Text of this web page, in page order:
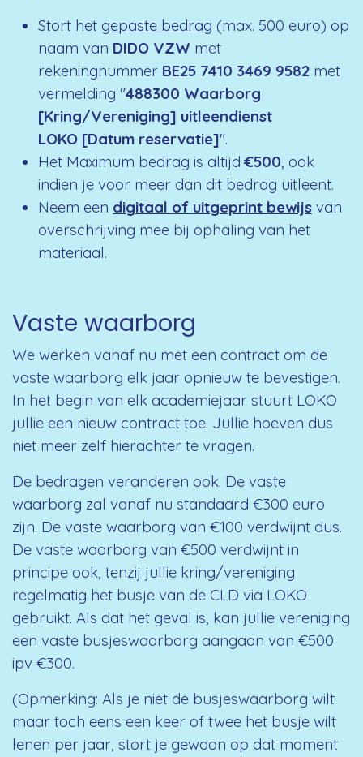
Stort het gepaste bedrag (max. 500 euro) op
naam van DIDO VZW met
rekeningnummer BE25 7410 3469 9582 met
vermelding "488300 Waarborg
[Kring/Vereniging] uitleendienst
LOKO [Datum reservatie]".
Het Maximum bedrag is altijd€500, ook
indien je voor meer dan dit bedrag uitleent.
Neem een digitaal of uitgeprint bewijs van
overschrijving mee bij ophaling van het
materiaal.
Vaste waarborg
We werken vanaf nu met een contract om de
vaste waarborg elk jaar opnieuw te bevestigen.
In het begin van elk academiejaar stuurt LOKO
jullie een nieuw contract toe. Jullie hoeven dus
niet meer zelf hierachter te vragen.
De bedragen veranderen ook. De vaste
waarborg zal vanaf nu standaard €300 euro
zijn. De vaste waarborg van €100 verdwijnt dus.
De vaste waarborg van €500 verdwijnt in
principe ook, tenzij jullie kring/vereniging
regelmatig het busje van de CLD via LOKO
gebruikt. Als dat het geval is, kan jullie vereniging
een vaste busjeswaarborg aangaan van €500
ipv €300.
(Opmerking: Als je niet de busjeswaarborg wilt
maar toch eens een keer of twee het busje wilt
lenen per jaar, stort je gewoon op dat moment